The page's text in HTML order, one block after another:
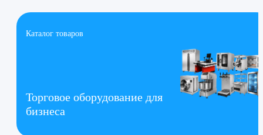
Каталог товаров
Торговое оборудование для
бизнеса